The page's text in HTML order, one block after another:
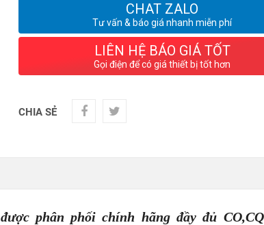
CHAT ZALO
Tư vấn & báo giá nhanh miễn phí
LIÊN HỆ BÁO GIÁ TỐT
Gọi điện để có giá thiết bị tốt hơn
CHIA SẺ
được phân phối chính hãng đầy đủ